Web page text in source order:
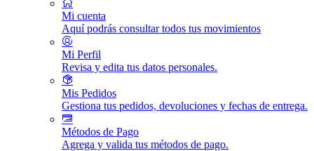
Mi cuenta
Aquí podrás consultar todos tus movimientos
Mi Perfil
Revisa y edita tus datos personales.
Mis Pedidos
Gestiona tus pedidos, devoluciones y fechas de entrega.
Métodos de Pago
Agrega y valida tus métodos de pago.